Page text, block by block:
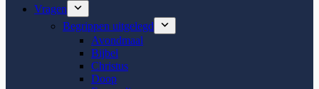
Vragen
Begrippen uitgelegd
Avondmaal
Bijbel
Christus
Doop